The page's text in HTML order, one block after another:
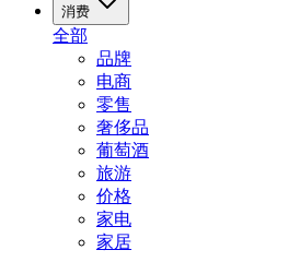
消费
全部
品牌
电商
零售
奢侈品
葡萄酒
旅游
价格
家电
家居